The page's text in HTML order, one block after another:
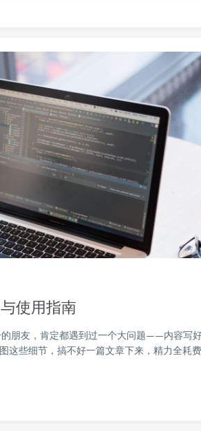
使用指南
朋友，肯定都遇到过一个大问题——内容写
这些细节，搞不好一篇文章下来，精力全耗